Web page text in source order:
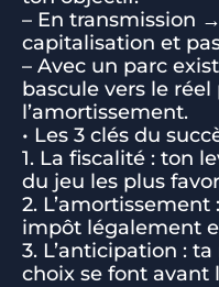
– En transmission →
capitalisation et
– Avec un parc
bascule vers le
l’amortissement.
• Les 3 clés du
1. La fiscalité : ton
du jeu les plus
2.
impôt légalement
3. L’anticipation :
choix se font avant